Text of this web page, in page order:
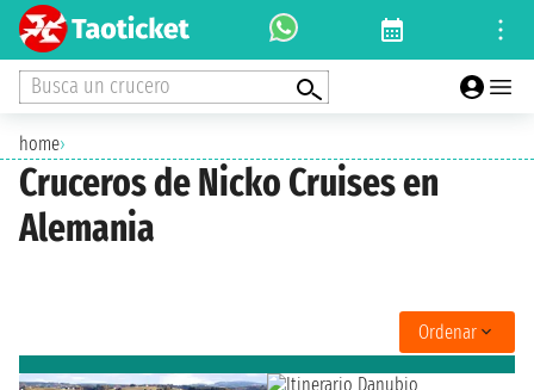
Busca un crucero
home›
Cruceros de Nicko Cruises en
Alemania
Ordenar